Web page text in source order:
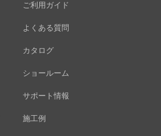
ご利用ガイド
よくある質問
カタログ
ショールーム
サポート情報
施工例